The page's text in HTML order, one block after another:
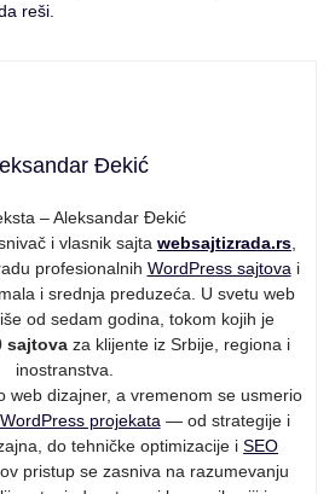
reši.
Đekić
– Aleksandar Đekić
i vlasnik sajta websajtizrada.rs
profesionalnih WordPress sajtova i
i srednja preduzeća. U svetu web
od sedam godina, tokom kojih je
sajtova za klijente iz Srbije, regiona i
inostranstva.
web dizajner, a vremenom se usmerio
projekata — od strategije i
do tehničke optimizacije i SEO
pristup se zasniva na razumevanju